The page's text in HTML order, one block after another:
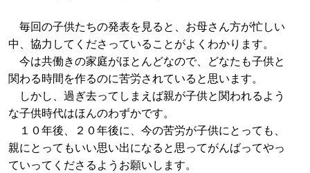
毎回の子供たちの発表を見ると、お母さん方が忙しい
中、協力してくださっていることがよくわかります。
今は共働きの家庭がほとんどなので、どなたも子供と
関わる時間を作るのに苦労されていると思います。
しかし、過ぎ去ってしまえば親が子供と関われるよう
な子供時代はほんのわずかです。
１０年後、２０年後に、今の苦労が子供にとっても、
親にとってもいい思い出になると思ってがんばってやっ
ていってくださるようお願いします。